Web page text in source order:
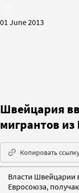
01 June 2013
Швейцария
мигрантов из
Копировать
Власти Швейцарии
Евросоюза,